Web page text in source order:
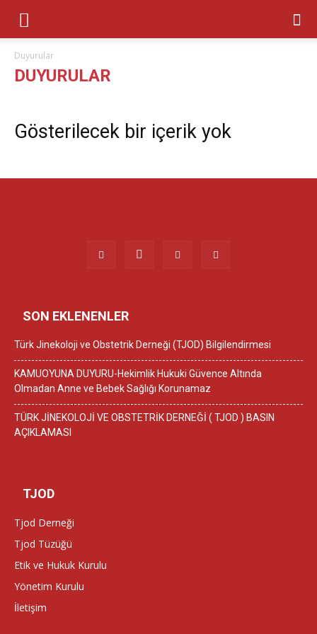
Duyurular
DUYURULAR
Gösterilecek bir içerik yok
SON EKLENENLER
Türk Jinekoloji ve Obstetrik Derneği (TJOD) Bilgilendirmesi
KAMUOYUNA DUYURU-Hekimlik Hukuki Güvence Altında
Olmadan Anne ve Bebek Sağlığı Korunamaz
TÜRK JİNEKOLOJİ VE OBSTETRİK DERNEĞİ ( TJOD ) BASIN
AÇIKLAMASI
TJOD
Tjod Derneği
Tjod Tüzüğü
Etik ve Hukuk Kurulu
Yönetim Kurulu
İletişim